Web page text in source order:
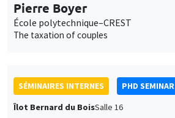
Pierre Boyer
École polytechnique–CREST
The taxation of couples
SÉMINAIRES INTERNES
PHD SEMINAR
Îlot Bernard du BoisSalle 16